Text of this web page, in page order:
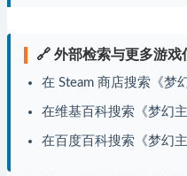
🔗 外部检索与更多游戏
在 Steam 商店搜索《梦
在维基百科搜索《梦幻主
在百度百科搜索《梦幻主